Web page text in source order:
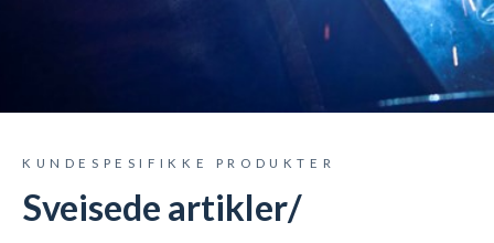
KUNDESPESIFIKKE PRODUKTER
Sveisede artikler/